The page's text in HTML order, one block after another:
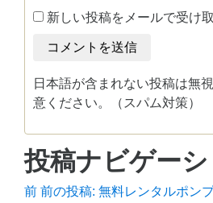
新しい投稿をメールで受け
日本語が含まれない投稿は無
意ください。（スパム対策）
投稿ナビゲー
前 前の投稿: 無料レンタルポン